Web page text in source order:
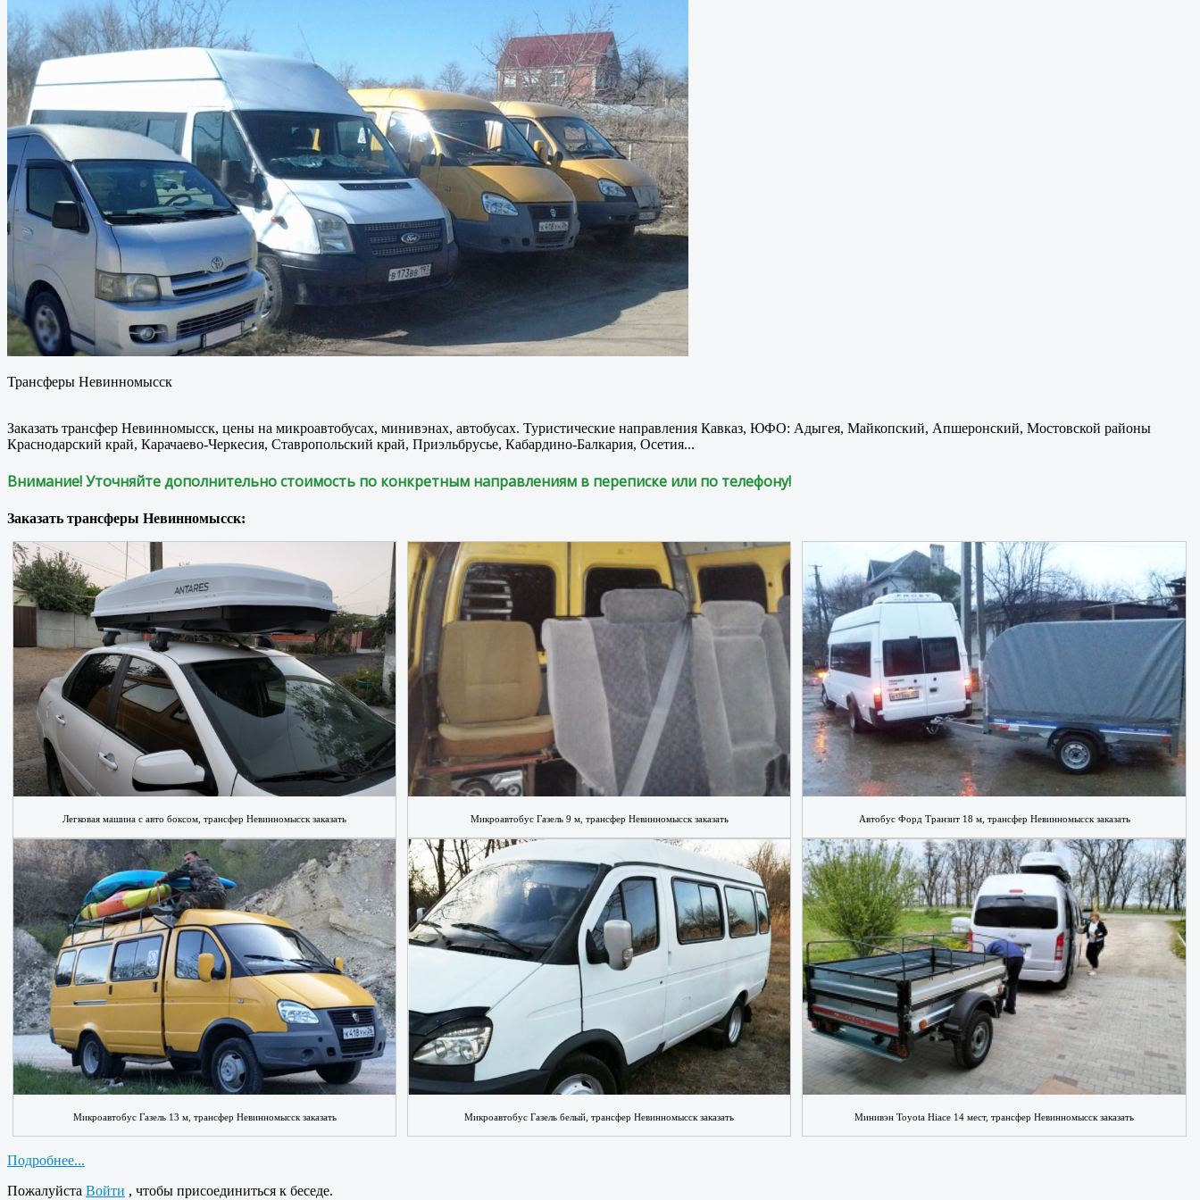
Трансферы Невинномысск
Заказать трансфер Невинномысск, цены на микроавтобусах, минивэнах, автобусах. Туристические направления Кавказ, ЮФО: Адыгея, Майкопский, Апшеронский, Мостовской районы
Краснодарский край, Карачаево-Черкесия, Ставропольский край, Приэльбрусье, Кабардино-Балкария, Осетия...
Внимание! Уточняйте дополнительно стоимость по конкретным направлениям в переписке или по телефону!
Заказать трансферы Невинномысск:
Легковая машина с авто боксом, трансфер Невинномысск заказать Микроавтобус Газель 9 м, трансфер Невинномысск заказать Автобус Форд Транзит 18 м, трансфер Невинномысск заказать
Микроавтобус Газель 13 м, трансфер Невинномысск заказать Микроавтобус Газель белый, трансфер Невинномысск заказать Минивэн Toyota Hiace 14 мест, трансфер Невинномысск заказать
Подробнее...
Пожалуйста Войти , чтобы присоединиться к беседе.